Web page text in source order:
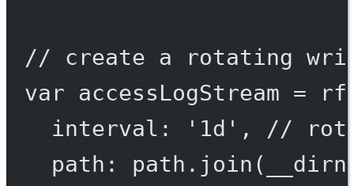
// create a rotating
var accessLogStream =
interval:
'1d' ,
//
path: path. join